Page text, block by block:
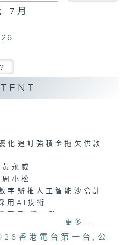
7月
化追討強積金拖欠供款
永威
小松
字辦推人工智能沙盒計
用AI技術
共租住房屋租金檢討
陳家珮
更多...
香港電台第一台 , 公